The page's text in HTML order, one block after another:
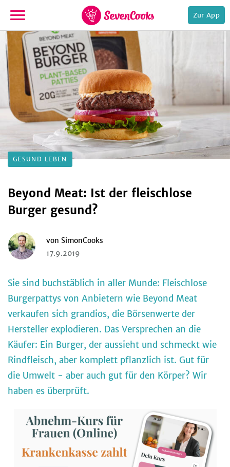
zur
Startseite
Zur App
GESUND LEBEN
Beyond Meat: Ist der fleischlose
Burger gesund?
von SimonCooks
17.9.2019
Sie sind buchstäblich in aller Munde: Fleischlose
Burgerpattys von Anbietern wie Beyond Meat
verkaufen sich grandios, die Börsenwerte der
Hersteller explodieren. Das Versprechen an die
Käufer: Ein Burger, der aussieht und schmeckt wie
Rindfleisch, aber komplett pflanzlich ist. Gut für
die Umwelt - aber auch gut für den Körper? Wir
haben es überprüft.